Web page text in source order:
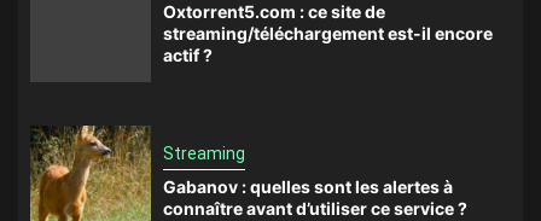
Oxtorrent5.com : ce site de
streaming/téléchargement est-il encore
actif ?
Streaming
Gabanov : quelles sont les alertes à
connaître avant d’utiliser ce service ?